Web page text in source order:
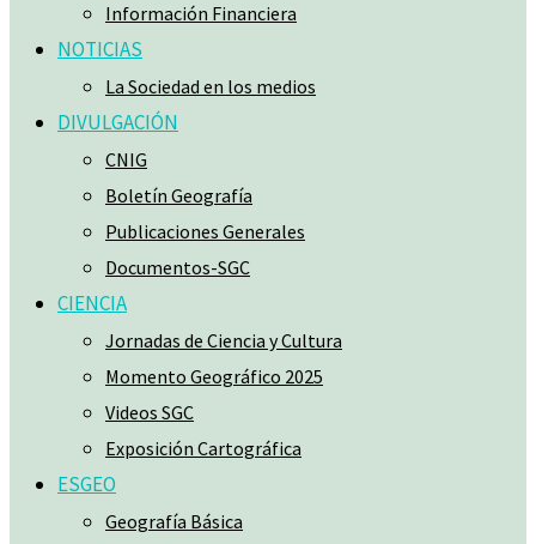
Información Financiera
NOTICIAS
La Sociedad en los medios
DIVULGACIÓN
CNIG
Boletín Geografía
Publicaciones Generales
Documentos-SGC
CIENCIA
Jornadas de Ciencia y Cultura
Momento Geográfico 2025
Videos SGC
Exposición Cartográfica
ESGEO
Geografía Básica